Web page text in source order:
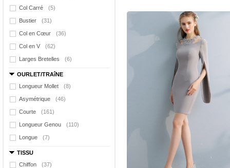
Col Carré (5)
Bustier (31)
Col en Cœur (36)
Col en V (62)
Larges Bretelles (6)
OURLET/TRAîNE
Longueur Mollet
(8)
Asymétrique (46)
Courte (161)
Longueur Genou (110)
Longue (7)
TISSU
Chiffon
(37)